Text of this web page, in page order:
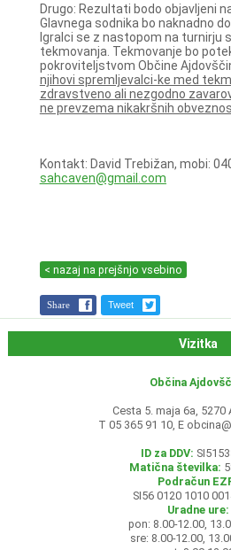
Drugo: Rezultati bodo objavljeni
Glavnega sodnika bo naknadno
Igralci se z nastopom na turnirju
tekmovanja. Tekmovanje bo
pokroviteljstvom Občine
njihovi spremljevalci-ke med
zdravstveno ali nezgodno
ne prevzema nikakršnih
Kontakt: David Trebižan, mobi:
sahcaven@gmail.com
< nazaj na prejšnjo vsebino
Share Tweet
Vizitka
Občina
Cesta 5. maja 6a, 5270
T 05 365 91 10, E
ID za DDV:
Matična številka:
Podračun
SI56 0120 1010
Uradne ure:
pon: 8.00-12.00,
sre: 8.00-12.00,